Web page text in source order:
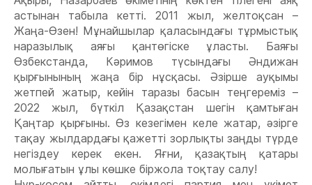
астынан табыла кетті. 2011 жыл, желтоқсан –
Жаңа-Өзен! Мұнайшылар қаласындағы тұрмыстық
наразылық аяғы қантөгіске ұласты. Баяғы
Өзбекстанда, Кəримов түсындағы Əндижан
қырғынының жаңа бір нұсқасы. Əзірше ауқымы
жетпей жатыр, кейін таразы басын теңгереміз –
2022 жыл, бүткіл Қазақстан шегін қамтыған
Қаңтар қырғыны. Өз кезегімен келе жатар, əзірге
тақау жылдардағы қажетті зорлықты заңды түрде
негіздеу керек екен. Яғни, қазақтың қатары
молығатын ұлы көшке біржола тоқтау салу!